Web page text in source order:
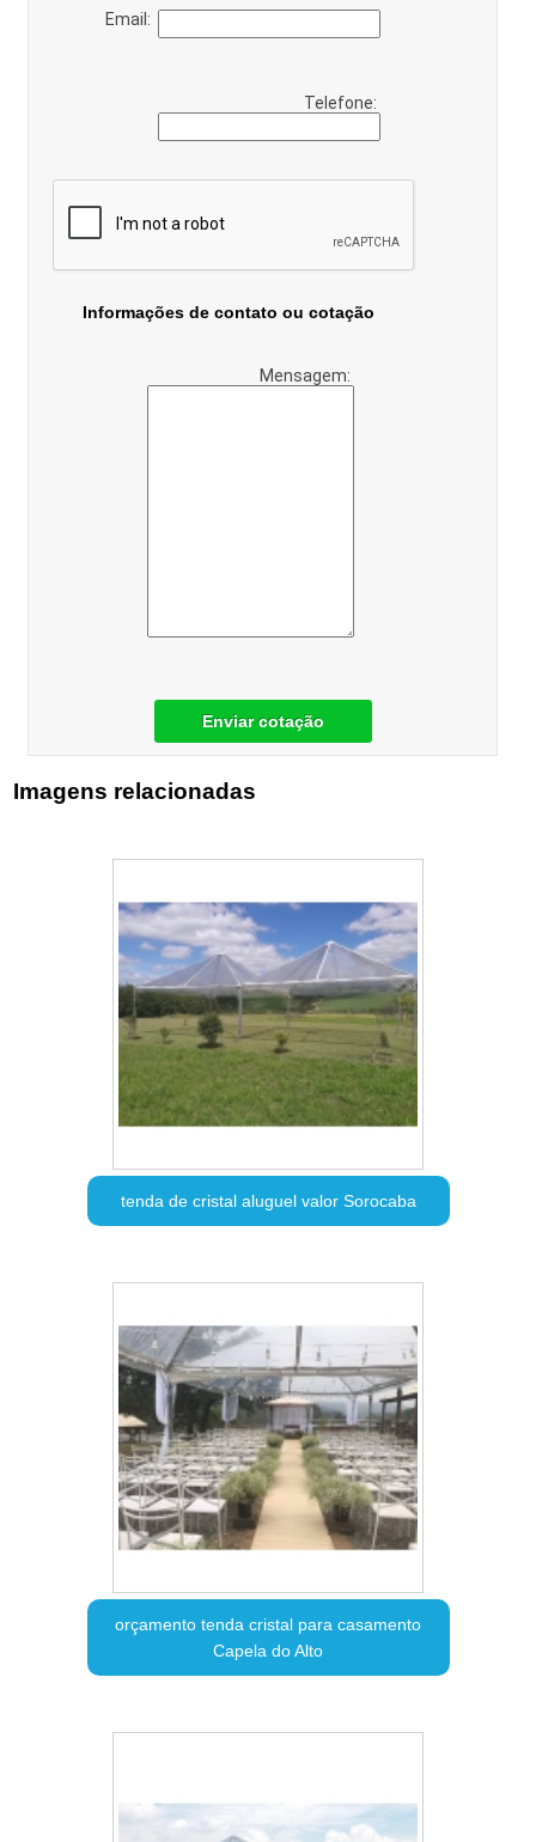
Email:
Telefone:
Informações de contato ou cotação
Mensagem:
Enviar cotação
Imagens relacionadas
tenda de cristal aluguel valor Sorocaba
orçamento tenda cristal para casamento
Capela do Alto